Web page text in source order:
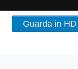
Guarda in HD